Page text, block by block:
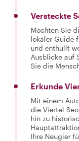
Versteckte
Möchten Sie
lokaler Guide
und enthüllt
Ausblicke auf
Sie die
Erkunde
Mit einem
die Viertel
hin zu
Ihre Neugier